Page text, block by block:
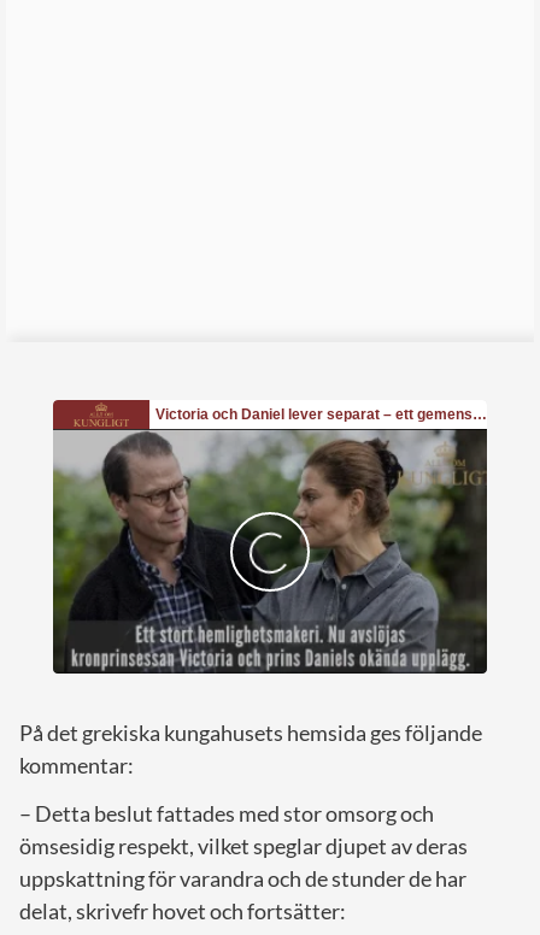
På det grekiska kungahusets hemsida ges följande
kommentar:
– Detta beslut fattades med stor omsorg och
ömsesidig respekt, vilket speglar djupet av deras
uppskattning för varandra och de stunder de har
delat, skrivefr hovet och fortsätter: